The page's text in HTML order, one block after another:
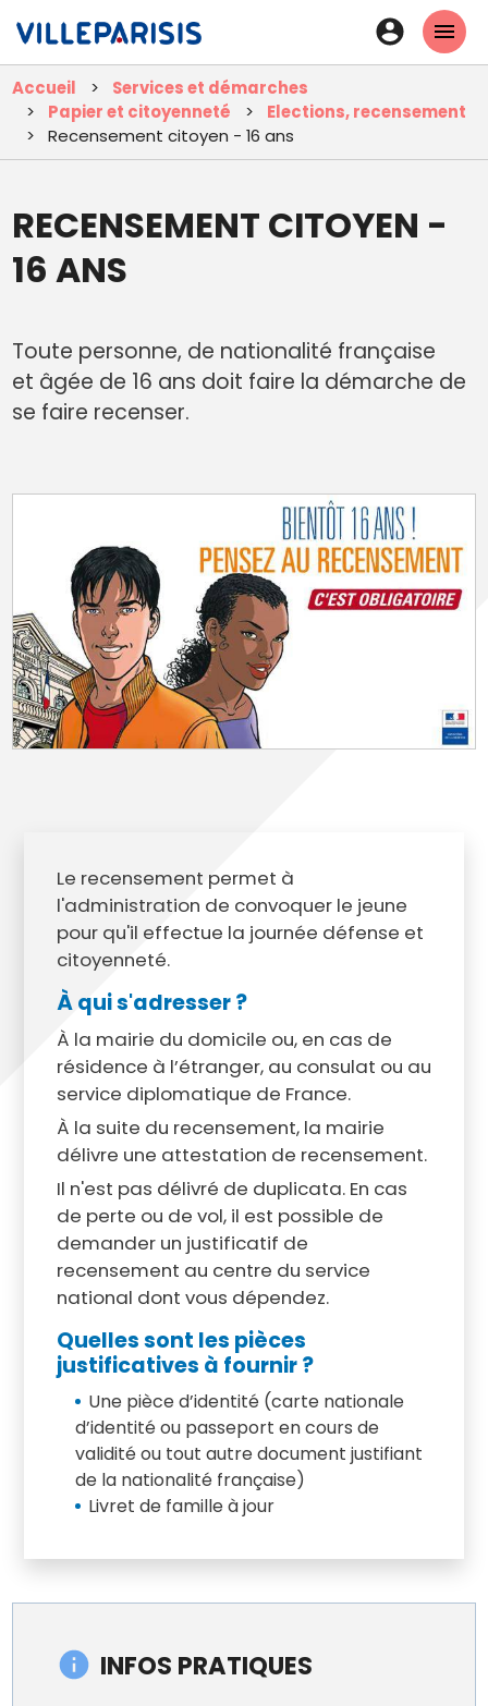
contenu
principal
En-
tête
-
Accueil
Services et démarches
Papier et citoyenneté
Elections, recensement
Recensement citoyen - 16 ans
RECENSEMENT CITOYEN -
16 ANS
Toute personne, de nationalité française
et âgée de 16 ans doit faire la démarche de
se faire recenser.
Le recensement permet à
l'administration de convoquer le jeune
pour qu'il effectue la journée défense et
citoyenneté.
À qui s'adresser ?
À la mairie du domicile ou, en cas de
résidence à l’étranger, au consulat ou au
service diplomatique de France.
À la suite du recensement, la mairie
délivre une attestation de recensement.
Il n'est pas délivré de duplicata. En cas
de perte ou de vol, il est possible de
demander un justificatif de
recensement au centre du service
national dont vous dépendez.
Quelles sont les pièces
justificatives à fournir ?
Une pièce d’identité (carte nationale
d’identité ou passeport en cours de
validité ou tout autre document justifiant
de la nationalité française)
Livret de famille à jour
INFOS PRATIQUES